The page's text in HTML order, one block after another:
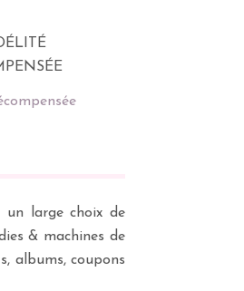
un large choix de
& machines de
albums, coupons